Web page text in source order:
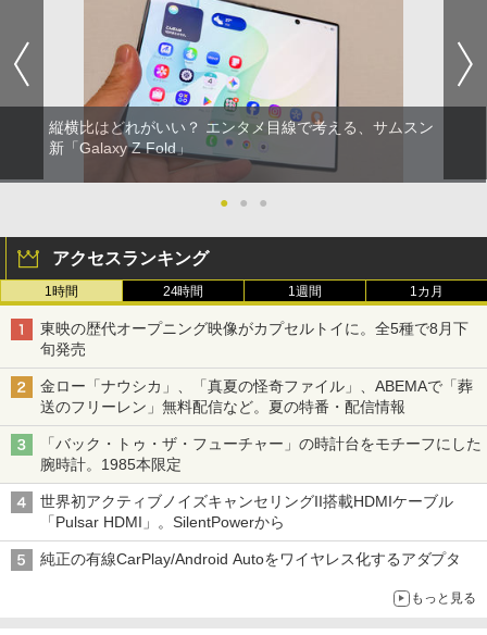
縦横比はどれがいい？ エンタメ目線で考える、サムスン
新「Galaxy Z Fold」
● ● ●
アクセスランキング
1時間 24時間 1週間 1カ月
東映の歴代オープニング映像がカプセルトイに。全5種で8月下
旬発売
金ロー「ナウシカ」、「真夏の怪奇ファイル」、ABEMAで「葬
送のフリーレン」無料配信など。夏の特番・配信情報
「バック・トゥ・ザ・フューチャー」の時計台をモチーフにした
腕時計。1985本限定
世界初アクティブノイズキャンセリングII搭載HDMIケーブル
「Pulsar HDMI」。SilentPowerから
純正の有線CarPlay/Android Autoをワイヤレス化するアダプタ
もっと見る